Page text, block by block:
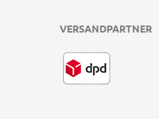
VERSANDPARTNER